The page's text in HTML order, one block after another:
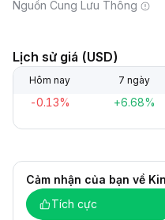
Nguồn Cung Lưu Thông
Lịch sử giá (USD)
Hôm nay 7 ngày
-0.13% +6.68%
Cảm nhận của bạn về
Tích cực